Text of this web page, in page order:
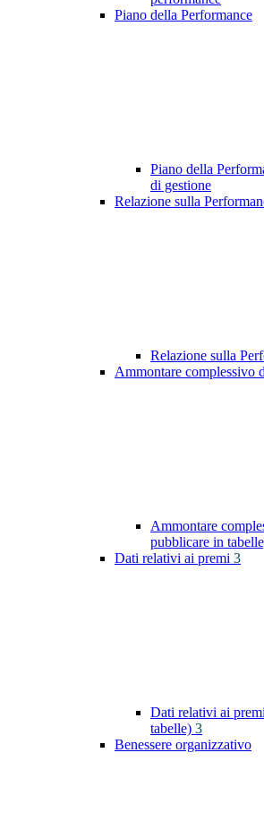
Piano della Performance
Piano della
di gestione
Relazione sulla
Relazione sulla
Ammontare complessivo
Ammontare
pubblicare in
Dati relativi ai premi 3
Dati relativi ai
tabelle) 3
Benessere organizzativo